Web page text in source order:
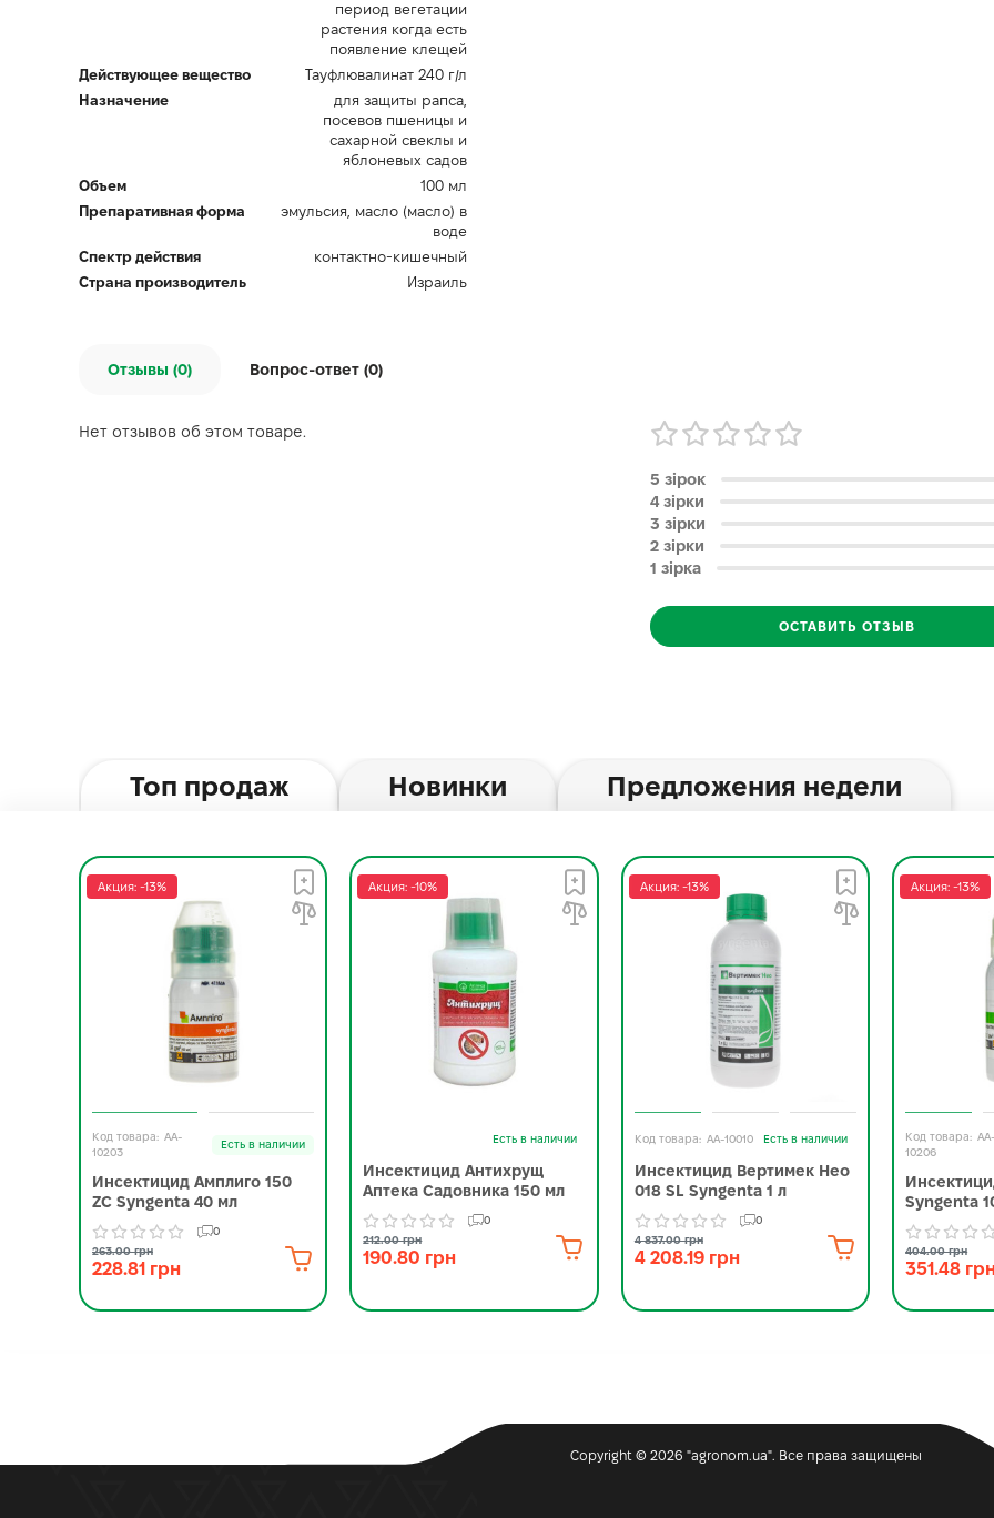
период вегетации
растения когда есть
появление клещей
Действующее вещество
Тауфлювалинат 240 г/л
Назначение
для защиты рапса,
посевов пшеницы и
сахарной свеклы и
яблоневых садов
Объем
100 мл
Препаративная форма
эмульсия, масло (масло) в
воде
Спектр действия
контактно-кишечный
Страна производитель
Израиль
Отзывы (0) Вопрос-ответ (0)
Нет отзывов об этом товаре.
5 зірок
4 зірки
3 зірки
2 зірки
1 зірка
ОСТАВИТЬ ОТЗЫВ
Топ продаж Новинки Предложения недели
Акция: -13%
AA-
10203
Есть в наличии
Инсектицид Амплиго 150
ZC Syngenta 40 мл
0
263.00 грн
228.81 грн
Акция: -10%
Есть в наличии
Инсектицид Антихрущ
Аптека Садовника 150 мл
0
212.00 грн
190.80 грн
Акция: -13%
AA-10010 Есть в наличии
Инсектицид Вертимек Нео
018 SL Syngenta 1 л
0
4 837.00 грн
4 208.19 грн
Акция: -13%
AA-
10206
Syngenta
404.00 грн
351.48
Copyright © 2026 "agronom.ua". Все права защищены